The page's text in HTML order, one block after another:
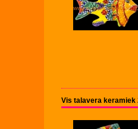
Vis talavera keramiek